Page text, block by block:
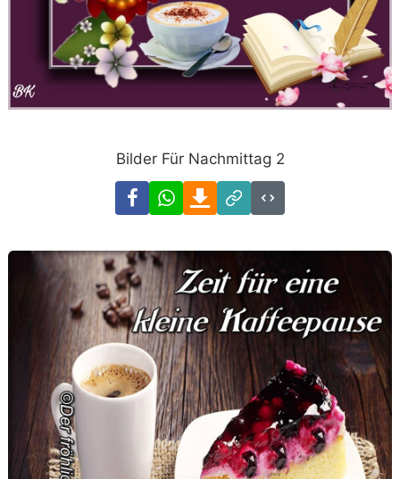
Bilder Für Nachmittag 2
FacebookWhatsAppDownload
Link
Code